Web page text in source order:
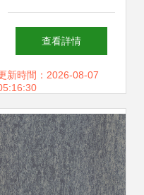
PVC石塑防滑地
板，規格
152.4mm*914.4mm，
北京盛紫瀚光新型
查看詳情
新時間：2026-08-07